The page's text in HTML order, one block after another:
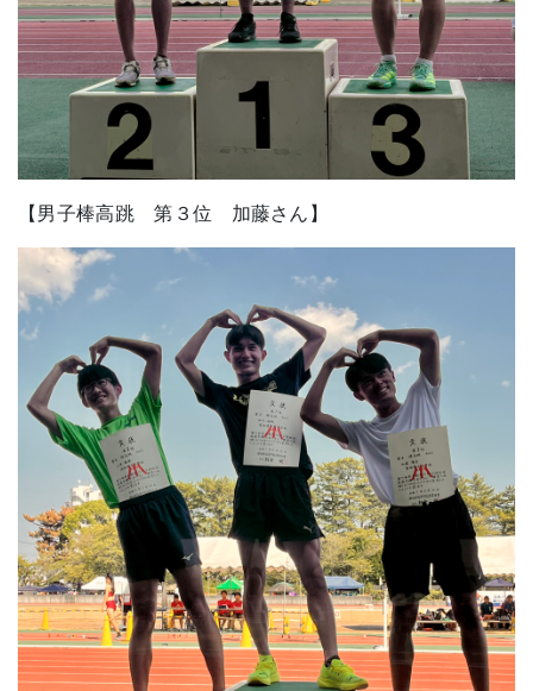
【男子棒高跳 第３位 加藤さん】